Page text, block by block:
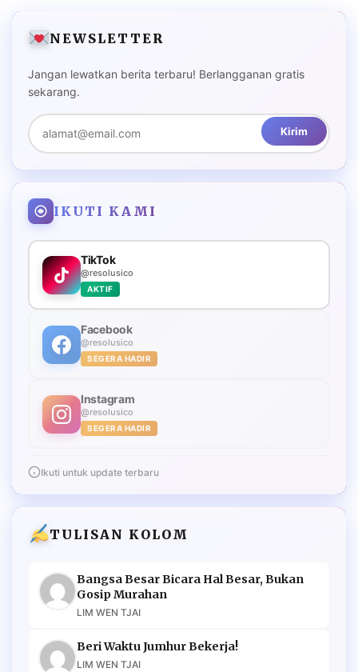
NEWSLETTER
Jangan lewatkan berita terbaru! Berlangganan gratis
sekarang.
Kirim
IKUTI KAMI
TikTok
@resolusico
AKTIF
Facebook
@resolusico
SEGERA HADIR
Instagram
@resolusico
SEGERA HADIR
Ikuti untuk update terbaru
TULISAN KOLOM
Bangsa Besar Bicara Hal Besar, Bukan
Gosip Murahan
LIM WEN TJAI
Beri Waktu Jumhur Bekerja!
LIM WEN TJAI